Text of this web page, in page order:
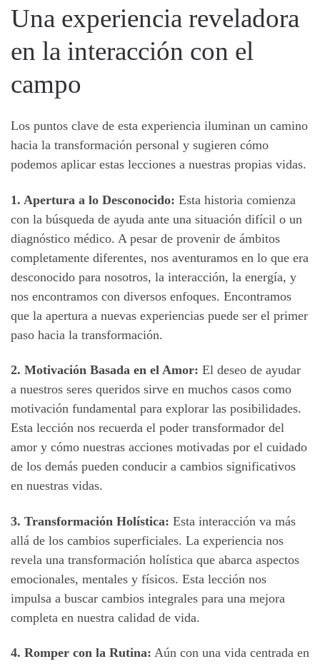
Una experiencia reveladora
en la interacción con el
campo
Los puntos clave de esta experiencia iluminan un camino
hacia la transformación personal y sugieren cómo
podemos aplicar estas lecciones a nuestras propias vidas.
1. Apertura a lo Desconocido: Esta historia comienza
con la búsqueda de ayuda ante una situación difícil o un
diagnóstico médico. A pesar de provenir de ámbitos
completamente diferentes, nos aventuramos en lo que era
desconocido para nosotros, la interacción, la energía, y
nos encontramos con diversos enfoques. Encontramos
que la apertura a nuevas experiencias puede ser el primer
paso hacia la transformación.
2. Motivación Basada en el Amor: El deseo de ayudar
a nuestros seres queridos sirve en muchos casos como
motivación fundamental para explorar las posibilidades.
Esta lección nos recuerda el poder transformador del
amor y cómo nuestras acciones motivadas por el cuidado
de los demás pueden conducir a cambios significativos
en nuestras vidas.
3. Transformación Holística: Esta interacción va más
allá de los cambios superficiales. La experiencia nos
revela una transformación holística que abarca aspectos
emocionales, mentales y físicos. Esta lección nos
impulsa a buscar cambios integrales para una mejora
completa en nuestra calidad de vida.
4. Romper con la Rutina: Aún con una vida centrada en